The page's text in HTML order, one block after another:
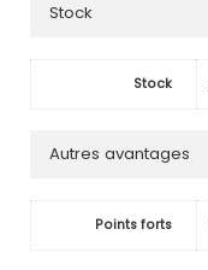
Stock
Stock
Autres avantages
Points forts